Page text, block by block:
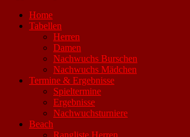
Home
Tabellen
Herren
Damen
Nachwuchs Burschen
Nachwuchs Mädchen
Termine & Ergebnisse
Spieltermine
Ergebnisse
Nachwuchsturniere
Beach
Rangliste Herren